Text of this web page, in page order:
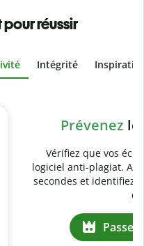
réussir
Intégrité